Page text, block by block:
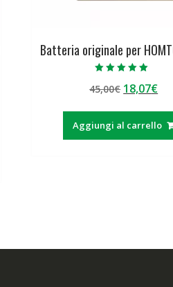
Batteria originale per
5.00
su 5
45,00€ Il
originale
era:
18,07€Il
è:
Aggiungi al carrello